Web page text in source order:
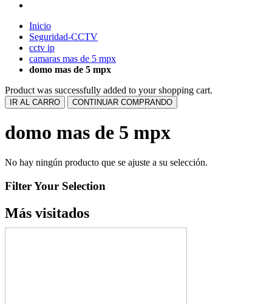
Inicio
Seguridad-CCTV
cctv ip
camaras mas de 5 mpx
domo mas de 5 mpx
Product was successfully added to your shopping cart.
IR AL CARRO CONTINUAR COMPRANDO
domo mas de 5 mpx
No hay ningún producto que se ajuste a su selección.
Filter Your Selection
Más visitados